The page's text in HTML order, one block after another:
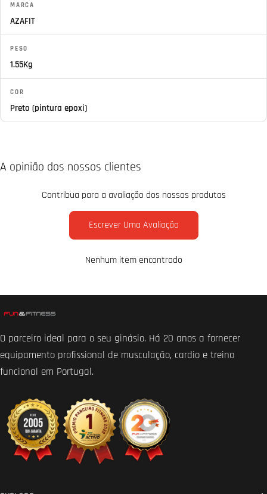
MARCA
AZAFIT
PESO
1.55Kg
COR
Preto (pintura epoxi)
A opinião dos nossos clientes
Contribua para a avaliação dos nossos produtos
Escrever Uma Avaliação
Nenhum item encontrado
O parceiro ideal para o seu ginásio. Há 20 anos a fornecer
equipamento profissional de musculação, cardio e treino
funcional em Portugal.